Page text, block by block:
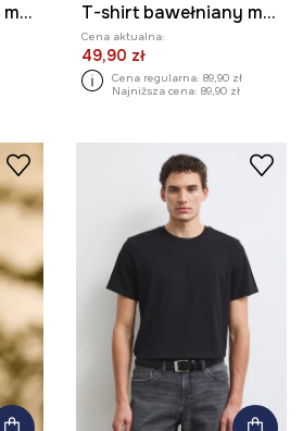
T-shirt bawełniany męski z kolekcji El Gato Chimney x Medicine kolor czarny T-shirt bawełniany męski z kolekcji El Gato Chimney x Medicine kolor multicolor
Cena aktualna:
49,90 zł
Cena regularna: 89,90 zł
Najniższa cena: 89,90 zł